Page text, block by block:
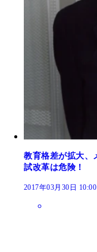
教育格差が拡大、
試改革は危険！
2017年03月30日 10:00